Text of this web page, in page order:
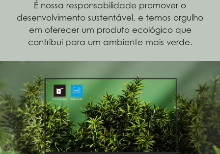
É nossa responsabilidade promover o
desenvolvimento sustentável, e temos orgulho
em oferecer um produto ecológico que
contribui para um ambiente mais verde.